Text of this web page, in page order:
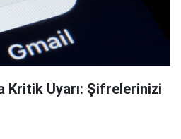
Kritik Uyarı: Şifrelerinizi